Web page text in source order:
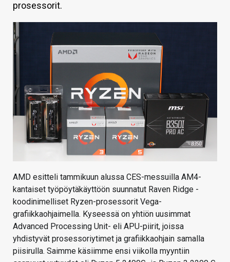
prosessorit.
AMD esitteli tammikuun alussa CES-messuilla AM4-
kantaiset työpöytäkäyttöön suunnatut Raven Ridge -
koodinimelliset Ryzen-prosessorit Vega-
grafiikkaohjaimella. Kyseessä on yhtiön uusimmat
Advanced Processing Unit- eli APU-piirit, joissa
yhdistyvät prosessoriytimet ja grafiikkaohjain samalla
piisirulla. Saimme käsiimme ensi viikolla myyntiin